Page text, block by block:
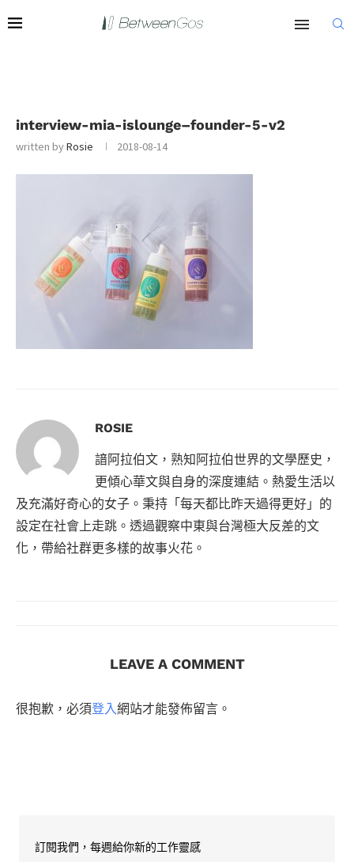
interview-mia-islounge–founder-5-v2
written byRosie 2018-08-14
ROSIE
諳阿拉伯文，熟知阿拉伯世界的文學歷史，
更傾心華文與自身的深度連結。熱愛生活以
及充滿好奇心的女子。秉持「每天都比昨天過得更好」的
設定在社會上走跳。透過觀察中東與台灣極大反差的文
化，帶給社群更多樣的故事火花。
LEAVE A COMMENT
很抱歉，必須登入網站才能發佈留言。
訂閱我們，每週給你新的工作靈感